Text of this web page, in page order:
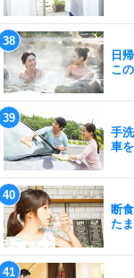
日
こ
手
車
断
た